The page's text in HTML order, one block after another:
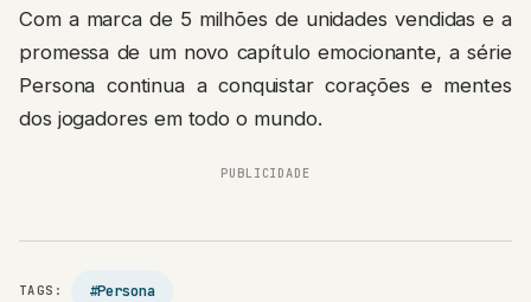
Com a marca de 5 milhões de unidades vendidas e a
promessa de um novo capítulo emocionante, a série
Persona continua a conquistar corações e mentes
dos jogadores em todo o mundo.
PUBLICIDADE
TAGS: #Persona